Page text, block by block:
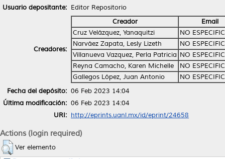
Usuario depositante: Editor Repositorio
Creadores:
Creador
Email
Cruz Velázquez, Yanaquitzi
NO
Narváez Zapata, Lesly Lizeth
NO
Villanueva Vazquez, Perla Patricia NO
Reyna Camacho, Karen Michelle
NO
Gallegos López, Juan Antonio
NO
Fecha del depósito: 06 Feb 2023 14:04
Última modificación: 06 Feb 2023 14:04
URI: http://eprints.uanl.mx/id/eprint/24658
Actions (login required)
Ver elemento